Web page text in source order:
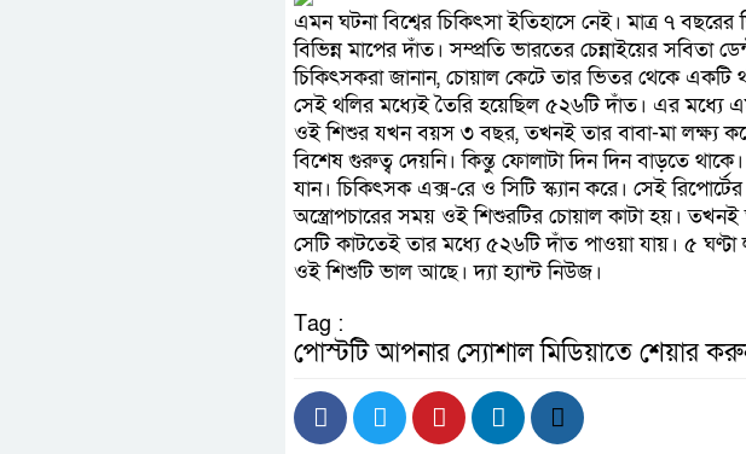
এমন ঘটনা বিশ্বের চিকিৎসা ইতিহাসে নেই। মাত্র ৭
বিভিন্ন মাপের দাঁত। সম্প্রতি ভারতের চেন্নাইয়ের সবিতা
চিকিৎসকরা জানান, চোয়াল কেটে তার ভিতর থেকে
সেই থলির মধ্যেই তৈরি হয়েছিল ৫২৬টি দাঁত। এর মধ্যে
ওই শিশুর যখন বয়স ৩ বছর, তখনই তার বাবা-মা লক্ষ্য
বিশেষ গুরুত্ব দেয়নি। কিন্তু ফোলাটা দিন দিন বাড়তে
যান। চিকিৎসক এক্স-রে ও সিটি স্ক্যান করে। সেই রিপোর্টের
অস্ত্রোপচারের সময় ওই শিশুরটির চোয়াল কাটা হয়।
সেটি কাটতেই তার মধ্যে ৫২৬টি দাঁত পাওয়া যায়। ৫
ওই শিশুটি ভাল আছে। দ্যা হ্যান্ট নিউজ।
Tag :
পোস্টটি আপনার স্যোশাল মিডিয়াতে শেয়ার